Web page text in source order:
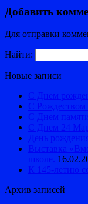
Добавить
Для отправки
Найти:
Новые записи
С Днем
С
С Днем
С Днем 24
День
Выставка
школе.
К 145-летию
Архив записей